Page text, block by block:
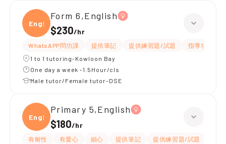
Engli
Form 6,English
$230/hr
WhatsAPP問功課 提供筆記 提供練習題/試題 指導功課
1 to 1 tutoring-Kowloon Bay
One day a week -1.5Hour/cls
Male tutor/Female tutor-DSE
Engli
Primary 5,English
$180/hr
有耐性 有愛心 細心 提供筆記 提供練習題/試題